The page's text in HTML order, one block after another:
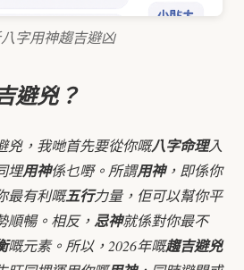
字用神趨吉避凶
避兇？
兇，我哋首先要從你嘅八字命理入
埋用神係乜嘢。所謂用神，即係你
最有利嘅五行力量，佢可以幫你平
順暢。相反， 忌神就係對你最不
嘅元素。所以，2026年嘅趨吉避兇